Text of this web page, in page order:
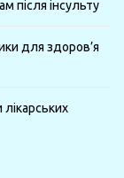
після інсульту
для здоров’я